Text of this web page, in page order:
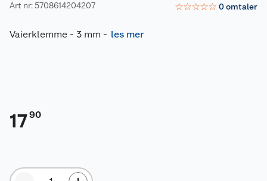
Art nr: 5708614204207 ☆☆☆☆☆ 0omtaler
Vaierklemme - 3 mm - les mer
1790